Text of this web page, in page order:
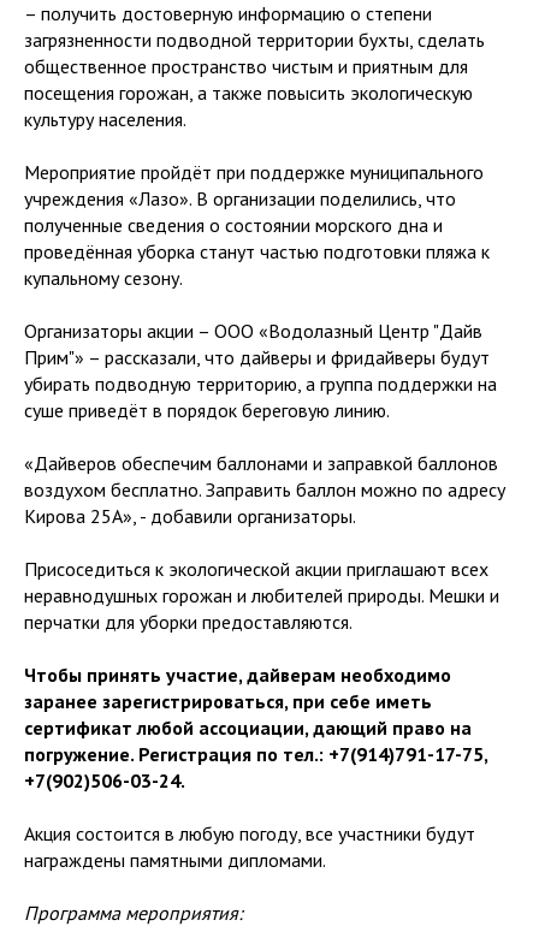
– получить достоверную информацию о степени
загрязненности подводной территории бухты, сделать
общественное пространство чистым и приятным для
посещения горожан, а также повысить экологическую
культуру населения.
Мероприятие пройдёт при поддержке муниципального
учреждения «Лазо». В организации поделились, что
полученные сведения о состоянии морского дна и
проведённая уборка станут частью подготовки пляжа к
купальному сезону.
Организаторы акции – ООО «Водолазный Центр "Дайв
Прим"» – рассказали, что дайверы и фридайверы будут
убирать подводную территорию, а группа поддержки на
суше приведёт в порядок береговую линию.
«Дайверов обеспечим баллонами и заправкой баллонов
воздухом бесплатно. Заправить баллон можно по адресу
Кирова 25А», - добавили организаторы.
Присоседиться к экологической акции приглашают всех
неравнодушных горожан и любителей природы. Мешки и
перчатки для уборки предоставляются.
Чтобы принять участие, дайверам необходимо
заранее зарегистрироваться, при себе иметь
сертификат любой ассоциации, дающий право на
погружение. Регистрация по тел.: +7(914)791-17-75,
+7(902)506-03-24.
Акция состоится в любую погоду, все участники будут
награждены памятными дипломами.
Программа мероприятия: